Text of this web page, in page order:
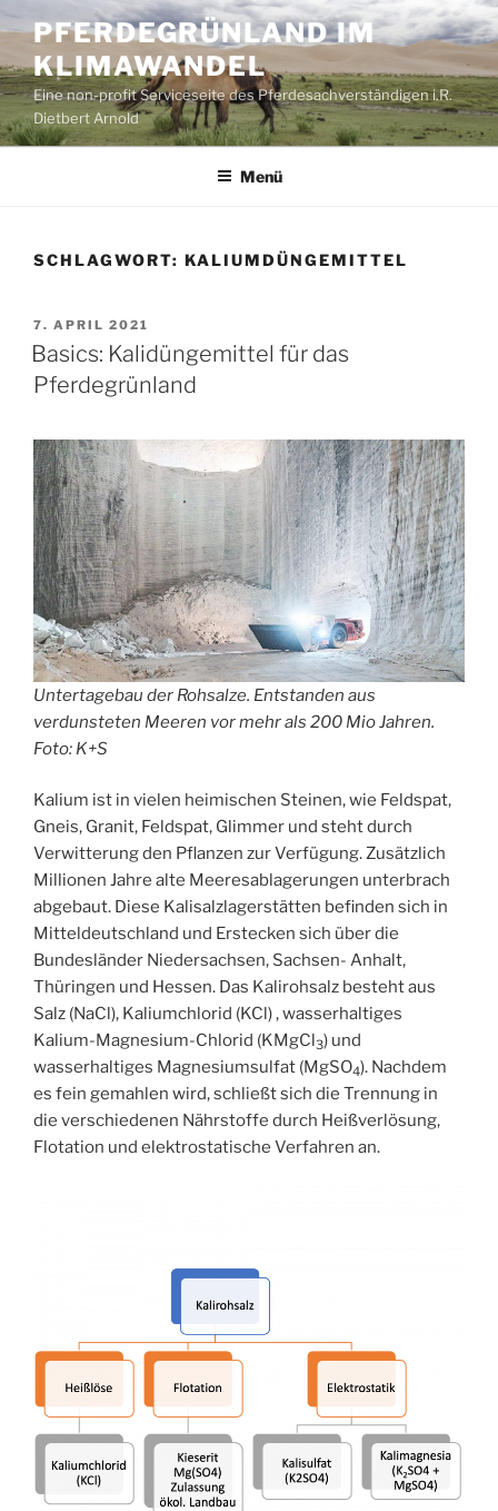
Inhalt
springen
PFERDEGRÜNLAND IM
KLIMAWANDEL
Eine non-profit Serviceseite des Pferdesachverständigen i.R.
Dietbert Arnold
Menü
SCHLAGWORT: KALIUMDÜNGEMITTEL
VERÖFFENTLICHT
AM
7. APRIL 2021
Basics: Kalidüngemittel für das
Pferdegrünland
Untertagebau der Rohsalze. Entstanden aus
verdunsteten Meeren vor mehr als 200 Mio Jahren.
Foto: K+S
Kalium ist in vielen heimischen Steinen, wie Feldspat,
Gneis, Granit, Feldspat, Glimmer und steht durch
Verwitterung den Pflanzen zur Verfügung. Zusätzlich
Millionen Jahre alte Meeresablagerungen unterbrach
abgebaut. Diese Kalisalzlagerstätten befinden sich in
Mitteldeutschland und Erstecken sich über die
Bundesländer Niedersachsen, Sachsen- Anhalt,
Thüringen und Hessen. Das Kalirohsalz besteht aus
Salz (NaCl), Kaliumchlorid (KCl) , wasserhaltiges
Kalium-Magnesium-Chlorid (KMgCl 3) und
wasserhaltiges Magnesiumsulfat (MgSO4). Nachdem
es fein gemahlen wird, schließt sich die Trennung in
die verschiedenen Nährstoffe durch Heißverlösung,
Flotation und elektrostatische Verfahren an.